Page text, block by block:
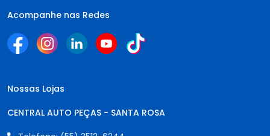
Acompanhe nas Redes
Nossas Lojas
CENTRAL AUTO PEÇAS - SANTA ROSA